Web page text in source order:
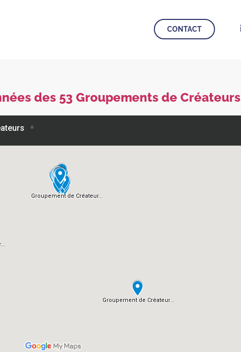
CONTACT
des 53 Groupements de Créateurs